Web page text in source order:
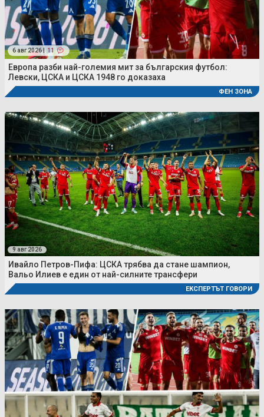
6 авг 2026 | 11
Европа разби най-големия мит за българския футбол:
Левски, ЦСКА и ЦСКА 1948 го доказаха
ФЕН ЗОНА
9 авг 2026
Ивайло Петров-Пифа: ЦСКА трябва да стане шампион,
Вальо Илиев е един от най-силните трансфери
ЕКСПЕРТЪТ ГОВОРИ